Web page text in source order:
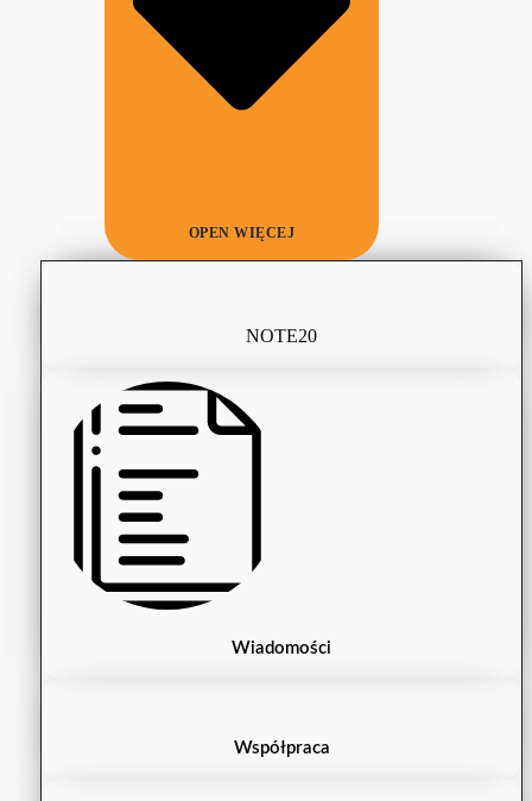
OPEN WIĘCEJ
NOTE20
Wiadomości
Współpraca